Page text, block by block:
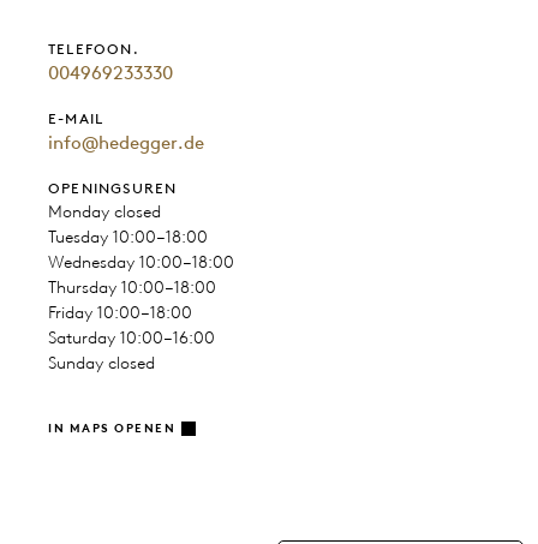
TELEFOON.
004969233330
E-MAIL
info@hedegger.de
OPENINGSUREN
Monday closed
Tuesday 10:00–18:00
Wednesday 10:00–18:00
Thursday 10:00–18:00
Friday 10:00–18:00
Saturday 10:00–16:00
Sunday closed
IN MAPS OPENEN